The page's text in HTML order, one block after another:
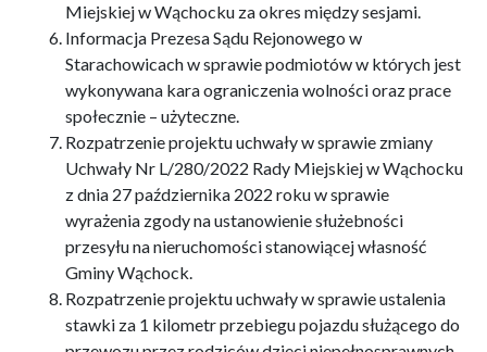
Miejskiej w Wąchocku za okres między sesjami.
Informacja Prezesa Sądu Rejonowego w
Starachowicach w sprawie podmiotów w których jest
wykonywana kara ograniczenia wolności oraz prace
społecznie – użyteczne.
Rozpatrzenie projektu uchwały w sprawie zmiany
Uchwały Nr L/280/2022 Rady Miejskiej w Wąchocku
z dnia 27 października 2022 roku w sprawie
wyrażenia zgody na ustanowienie służebności
przesyłu na nieruchomości stanowiącej własność
Gminy Wąchock.
Rozpatrzenie projektu uchwały w sprawie ustalenia
stawki za 1 kilometr przebiegu pojazdu służącego do